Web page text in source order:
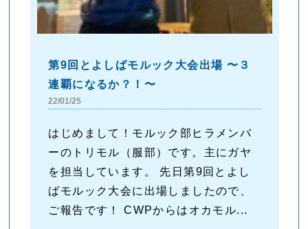
第9回とよしばモルック大会出場 〜３
連覇になるか？！〜
22/01/25
はじめまして！モルック部ヒラメンバ
ーのトリモル（服部）です。主にガヤ
を担当しています。 先日第9回とよし
ばモルック大会に出場しましたので、
ご報告です！ CWPからはオカモル...